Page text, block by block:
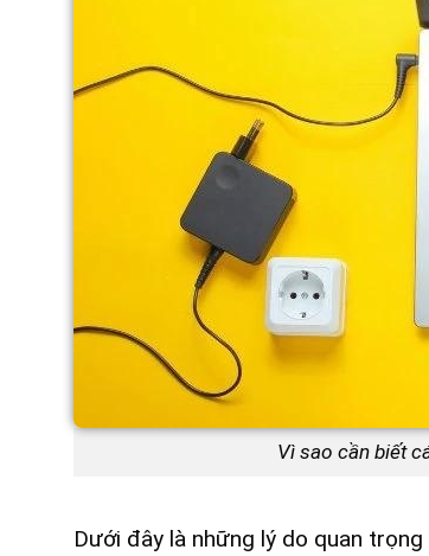
Vì sao cần biết
Dưới đây là những lý do quan